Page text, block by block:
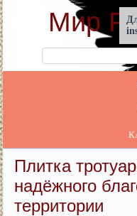
Мир
Плитка
надёжного
территории